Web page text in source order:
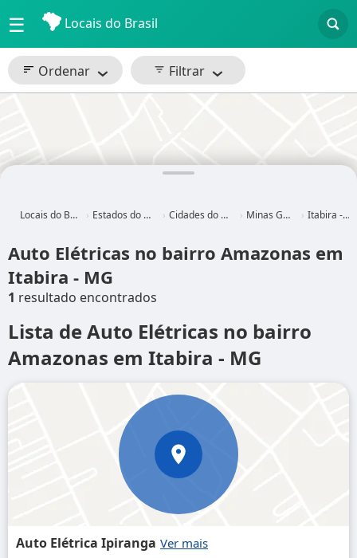
☰ Locais do Brasil
Ordenar Filtrar
Locais do Brasil Estados do Brasil Cidades do Brasil Minas Gerais Itabira - MG
Auto Elétricas no bairro Amazonas em
Itabira - MG
1 resultado encontrados
Lista de Auto Elétricas no bairro
Amazonas em Itabira - MG
Auto Elétrica Ipiranga